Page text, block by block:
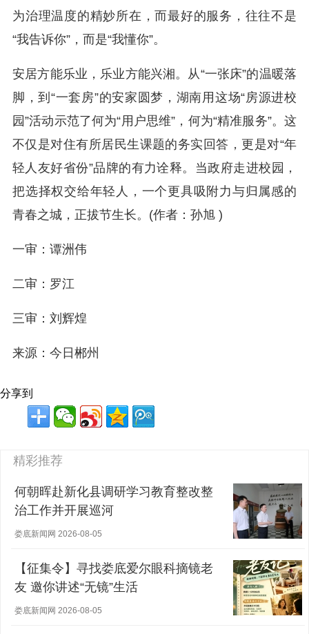
为治理温度的精妙所在，而最好的服务，往往不是
“我告诉你”，而是“我懂你”。
安居方能乐业，乐业方能兴湘。从“一张床”的温暖落
脚，到“一套房”的安家圆梦，湖南用这场“房源进校
园”活动示范了何为“用户思维”，何为“精准服务”。这
不仅是对住有所居民生课题的务实回答，更是对“年
轻人友好省份”品牌的有力诠释。当政府走进校园，
把选择权交给年轻人，一个更具吸附力与归属感的
青春之城，正拔节生长。 (作者：孙旭 )
一审：谭洲伟
二审：罗江
三审：刘辉煌
来源：今日郴州
分享到
精彩推荐
何朝晖赴新化县调研学习教育整改整
治工作并开展巡河
娄底新闻网 2026-08-05
【征集令】寻找娄底爱尔眼科摘镜老
友 邀你讲述“无镜”生活
娄底新闻网 2026-08-05